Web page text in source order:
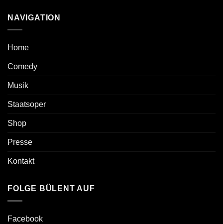
NAVIGATION
Home
Comedy
Musik
Staatsoper
Shop
Presse
Kontakt
FOLGE BÜLENT AUF
Facebook